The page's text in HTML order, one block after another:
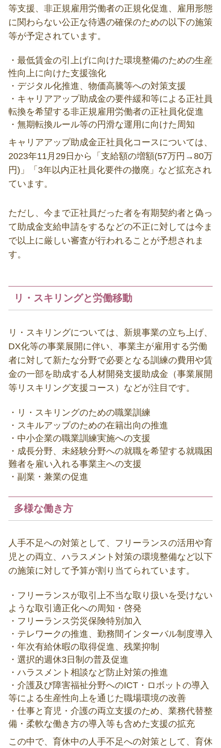
等⽀援、非正規雇⽤労働者の正規化促進、雇⽤形態
に関わらない公正な待遇の確保のための以下の施策
等が予定されています。
・最低賃⾦の引上げに向けた環境整備のための⽣産
性向上に向けた支援強化
・デジタル化推進、物価⾼騰等への対策支援
・キャリアアップ助成⾦の要件緩和等による正社員
転換を希望する非正規雇⽤労働者の正社員化促進
・無期転換ルール等の円滑な運⽤に向けた周知
キャリアアップ助成金正社員化コースについては、
2023年11月 29日から「支給額の増額(57万円→80万
円) 」「 3年以内正社員化要件の撤廃」など拡充され
ています。
ただし、今まで正社員だった者を有期契約者と偽っ
て助成金支給申請をするなどの不正に対しては今ま
で以上に厳しい審査が行われることが予想されま
す。
リ・スキリングと労働移動
リ・スキリングについては、新規事業の立ち上げ、
DX化等の事業展開に伴い、事業主が雇用する労働
者に対して新たな分野で必要となる訓練の費用や賃
金の一部を助成する人材開発支援助成金（事業展開
等リスキリング支援コース）などが注目です。
・リ・スキリングのための職業訓練
・スキルアップのための在籍出向の推進
・中小企業の職業訓練実施への支援
・成長分野、未経験分野への就職を希望する就職困
難者を雇い入れる事業主への支援
・副業・兼業の促進
多様な働き方
人手不足への対策として、フリーランスの活用や育
児との両立、ハラスメント対策の環境整備など以下
の施策に対して予算が割り当てられています。
・フリーランスが取引上不当な取り扱いを受けない
ような取引適正化への周知・啓発
・フリーランス労災保険特別加入
・テレワークの推進、勤務間インターバル制度導入
・年次有給休暇の取得促進、残業抑制
・選択的週休3⽇制の普及促進
・ハラスメント相談など防止対策の推進
・介護及び障害福祉分野へのICT・ロボットの導入
等による生産性向上を通じた職場環境の改善
・仕事と育児・介護の両⽴支援のため、業務代替整
備・柔軟な働き方の導入等も含めた支援の拡充
この中で、育休中の人手不足への対策として、育休